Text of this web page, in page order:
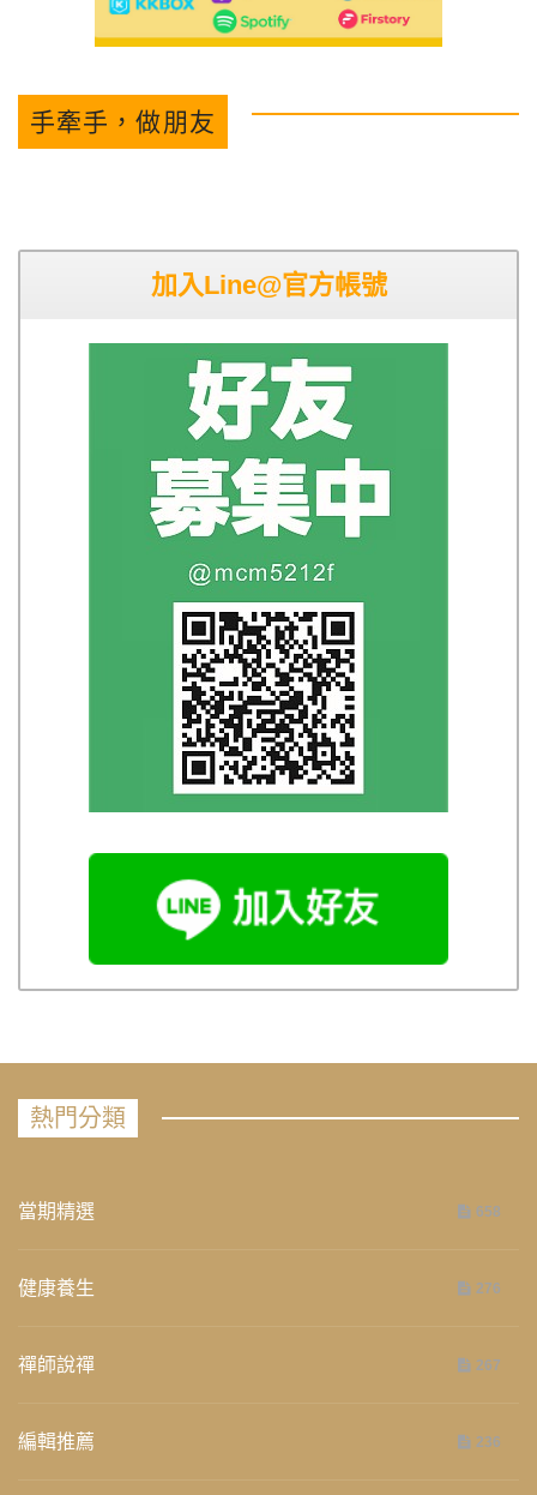
手牽手，做朋友
加入Line@官方帳號
熱門分類
當期精選 658
健康養生 276
禪師說禪 267
編輯推薦 236